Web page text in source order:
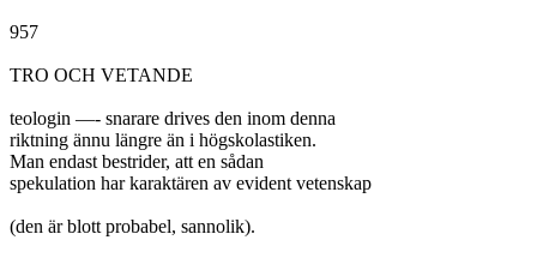
957
TRO OCH VETANDE
teologin —- snarare drives den inom denna
riktning ännu längre än i högskolastiken.
Man endast bestrider, att en sådan
spekulation har karaktären av evident vetenskap
(den är blott probabel, sannolik).